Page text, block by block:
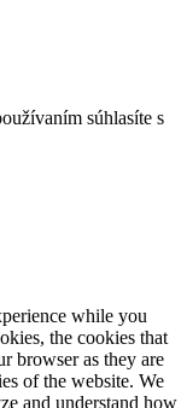
súhlasíte s
while you
the cookies that
browser as they are
of the website. We
and understand how